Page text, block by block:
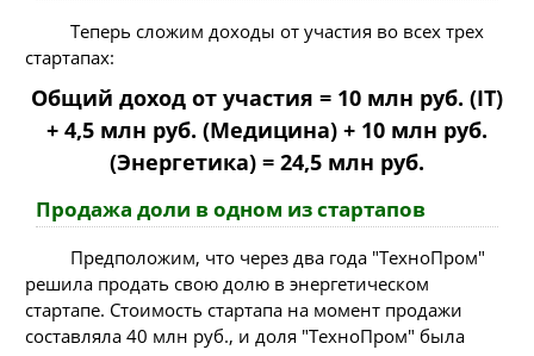
Теперь сложим доходы от участия во всех трех
стартапах:
Общий доход от участия = 10 млн руб. (IT)
+ 4,5 млн руб. (Медицина) + 10 млн руб.
(Энергетика) = 24,5 млн руб.
Продажа доли в одном из стартапов
Предположим, что через два года "ТехноПром"
решила продать свою долю в энергетическом
стартапе. Стоимость стартапа на момент продажи
составляла 40 млн руб., и доля "ТехноПром" была